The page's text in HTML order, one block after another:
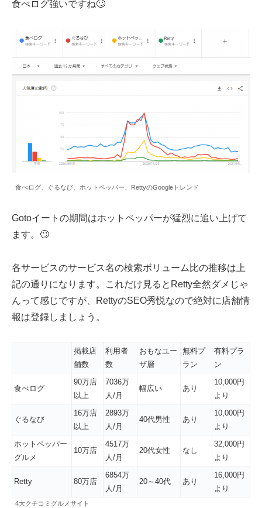
食べログ強いですね🙄
食べログ、ぐるなび、ホットペッパー、RettyのGoogleトレンド
Gotoイートの期間はホットペッパーが猛烈に追い上げて
ます。🙄
各サービスのサービス名の検索ボリューム比の推移は上
記の通りになります。これだけ見るとRetty全然ダメじゃ
んって感じですが、RettyのSEO秀悦なので絶対に店舗情
報は登録しましょう。
掲載店
舗数
利用者
数
おもなユー
ザ層
無料プ
ラン
有料プラ
ン
食べログ
90万店
以上
7036万
人/月
幅広い あり
10,000円
より
ぐるなび
16万店
以上
2893万
人/月
40代男性 あり
10,000円
より
ホットペッパー
グルメ
10万店
4517万
人/月
20代女性 なし
32,000円
より
Retty 80万店
6854万
人/月
20～40代 あり
16,000円
より
4大クチコミグルメサイト